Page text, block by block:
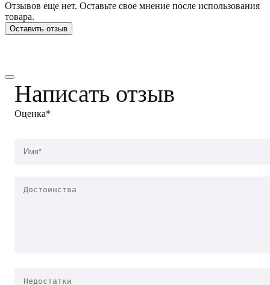
Отзывов еще нет. Оставьте свое мнение после использования
товара.
Оставить отзыв
Написать отзыв
Оценка*